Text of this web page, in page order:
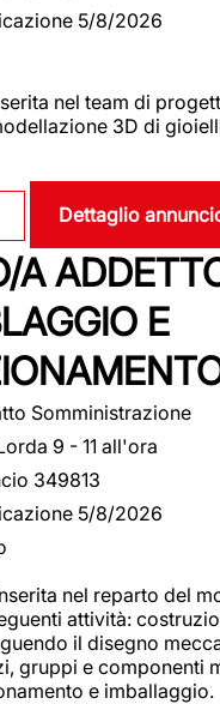
5/8/2026
nel team di
3D di
Dettaglio
A
E
Somministrazione
9 - 11 all'ora
349813
5/8/2026
nel reparto del
attività:
il disegno
gruppi e componenti
e imballaggio.